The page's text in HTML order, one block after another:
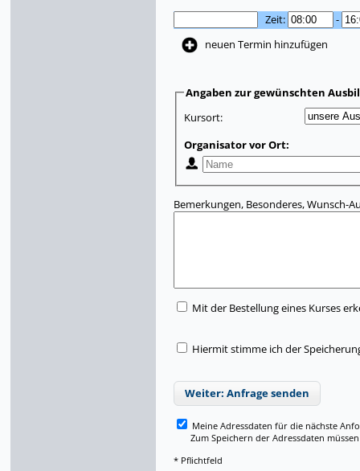
Zeit:
-
neuen Termin hinzufügen
Angaben zur gewünschten
Kursort:
Organisator vor Ort:
Bemerkungen, Besonderes, Wunsch-
Mit der Bestellung eines Kurses
Hiermit stimme ich der
Weiter: Anfrage senden
Meine Adressdaten für die nächste
Zum Speichern der Adressdaten müssen
* Pflichtfeld